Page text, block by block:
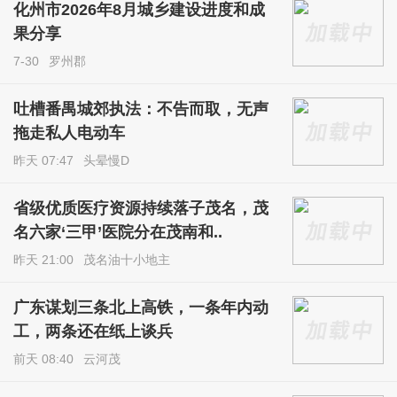
化州市2026年8月城乡建设进度和成
果分享
7-30 罗州郡
吐槽番禺城郊执法：不告而取，无声
拖走私人电动车
昨天 07:47 头晕慢D
省级优质医疗资源持续落子茂名，茂
名六家‘三甲’医院分在茂南和..
昨天 21:00 茂名油十小地主
广东谋划三条北上高铁，一条年内动
工，两条还在纸上谈兵
前天 08:40 云河茂